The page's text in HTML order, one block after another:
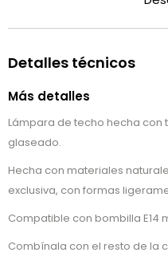
Detalles técnicos
Más detalles
Lámpara de techo hecha con
glaseado.
Hecha con materiales
exclusiva, con formas
Compatible con bombilla E14
Combínala con el resto de la